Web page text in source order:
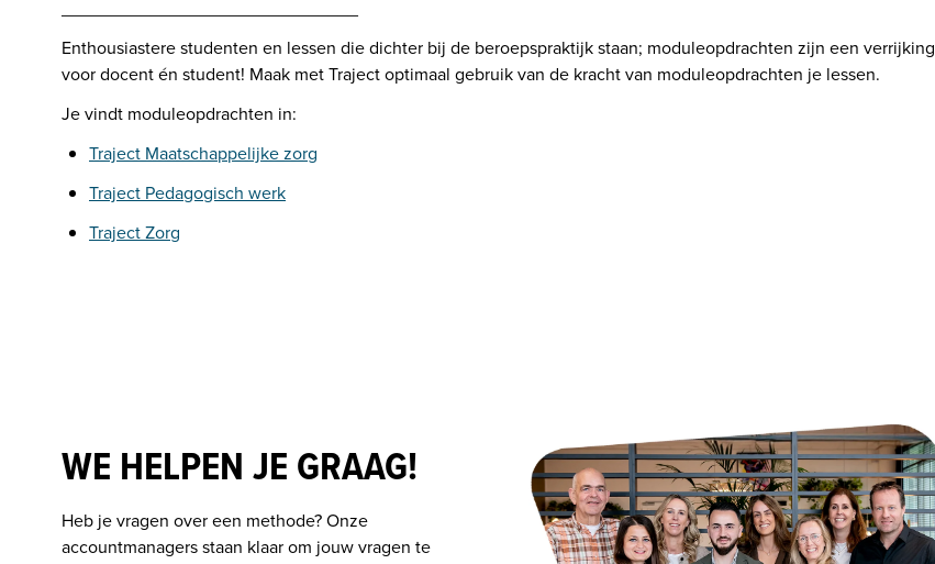
Enthousiastere studenten en lessen die dichter bij de beroepspraktijk staan; moduleopdrachten zijn een verrijking
voor docent én student! Maak met Traject optimaal gebruik van de kracht van moduleopdrachten je lessen.
Je vindt moduleopdrachten in:
Traject Maatschappelijke zorg
Traject Pedagogisch werk
Traject Zorg
WE HELPEN JE GRAAG!
Heb je vragen over een methode? Onze
accountmanagers staan klaar om jouw vragen te